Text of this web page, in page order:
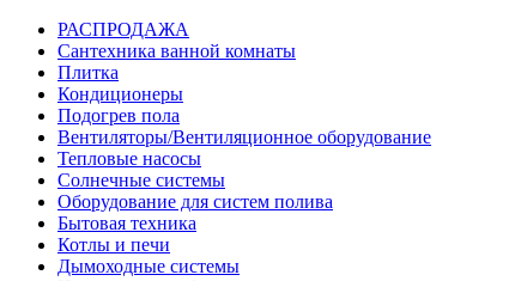
РАСПРОДАЖА
Сантехника ванной комнаты
Плитка
Кондиционеры
Подогрев пола
Вентиляторы/Вентиляционное оборудование
Тепловые насосы
Солнечные системы
Оборудование для систем полива
Бытовая техника
Котлы и печи
Дымоходные системы